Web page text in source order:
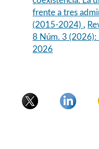
frente a tres
(2015-2024) ,
8 Núm. 3
2026